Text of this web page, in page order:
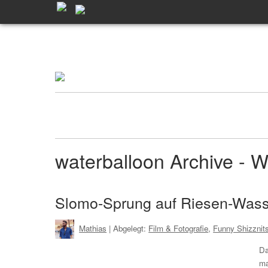
waterballoon Archive -
Slomo-Sprung auf Riesen-
Mathias | Abgelegt: Film & Fotografie, Funny Shizznits